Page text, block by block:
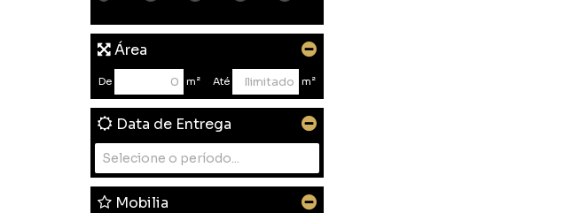
Área
De m² Até m²
Data de Entrega
Mobilia